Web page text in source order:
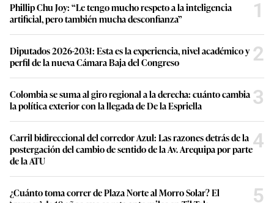
Phillip Chu Joy: “Le tengo mucho respeto a la inteligencia
artificial, pero también mucha desconfianza”
1
Diputados 2026-2031: Esta es la experiencia, nivel académico y
perfil de la nueva Cámara Baja del Congreso
2
Colombia se suma al giro regional a la derecha: cuánto cambia
la política exterior con la llegada de De la Espriella
3
Carril bidireccional del corredor Azul: Las razones detrás de la
postergación del cambio de sentido de la Av. Arequipa por parte
de la ATU
4
¿Cuánto toma correr de Plaza Norte al Morro Solar? El
5